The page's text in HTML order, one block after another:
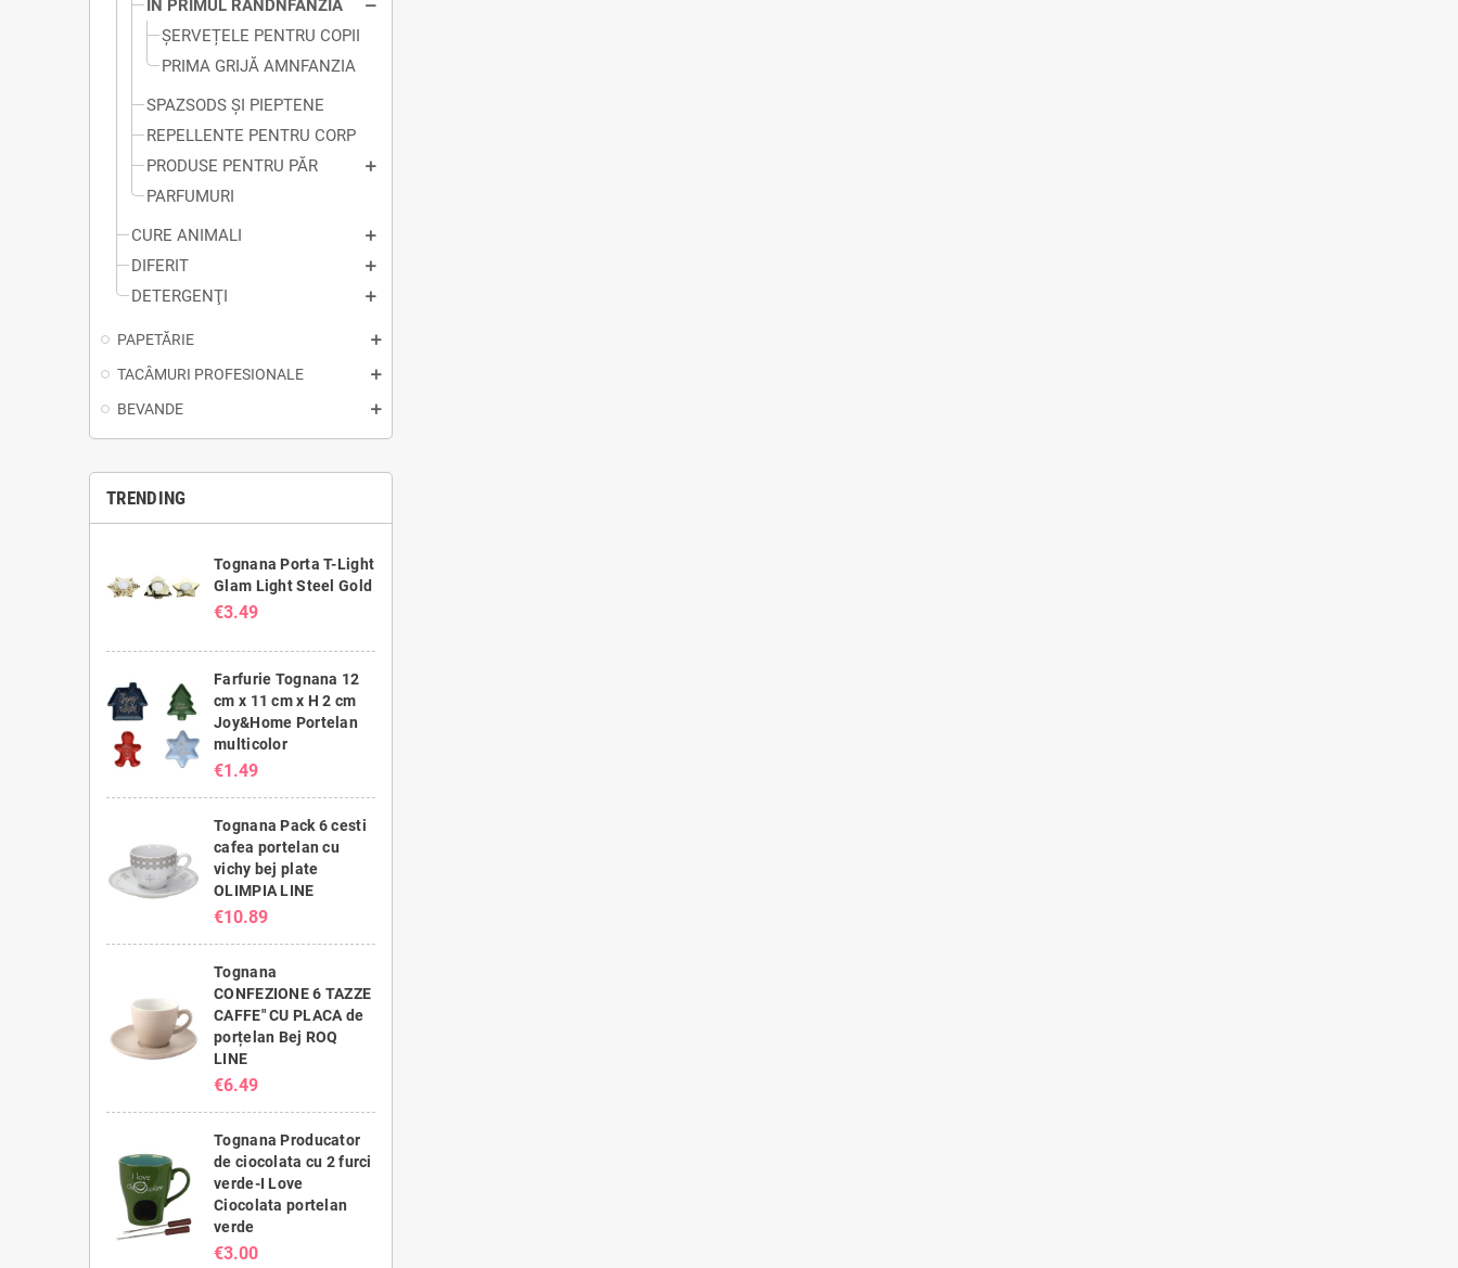
ÎN PRIMUL RÂNDNFANZIA
ȘERVEȚELE PENTRU COPII
PRIMA GRIJĂ AMNFANZIA
SPAZSODS ȘI PIEPTENE
REPELLENTE PENTRU CORP
PRODUSE PENTRU PĂR
PARFUMURI
CURE ANIMALI
DIFERIT
DETERGENŢI
PAPETĂRIE
TACÂMURI PROFESIONALE
BEVANDE
TRENDING
Tognana Porta T-Light
Glam Light Steel Gold
€3.49
Farfurie Tognana 12
cm x 11 cm x H 2 cm
Joy&Home Portelan
multicolor
€1.49
Tognana Pack 6 cesti
cafea portelan cu
vichy bej plate
OLIMPIA LINE
€10.89
Tognana
CONFEZIONE 6 TAZZE
CAFFE" CU PLACA de
porțelan Bej ROQ
LINE
€6.49
Tognana Producator
de ciocolata cu 2 furci
verde-I Love
Ciocolata portelan
verde
€3.00